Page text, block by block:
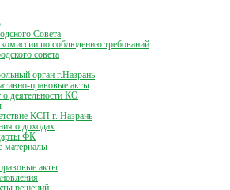
Совета
комиссии по соблюдению требований
совета
орган г.Назрань
правовые акты
о деятельности КО
КСП г. Назрань
о доходах
ФК
материалы
акты
решений